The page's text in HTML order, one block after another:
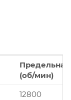
(об/мин)
12800